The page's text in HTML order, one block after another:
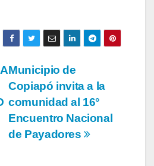
Municipio de
Copiapó invita a la
comunidad al 16°
Encuentro Nacional
de Payadores